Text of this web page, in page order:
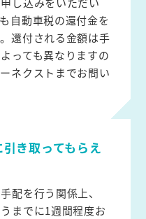
自動車税の還付金を
還付される金額は手
っても異なりますの
ネクストまでお問い
き取ってもらえ
配を行う関係上、
までに1週間程度お